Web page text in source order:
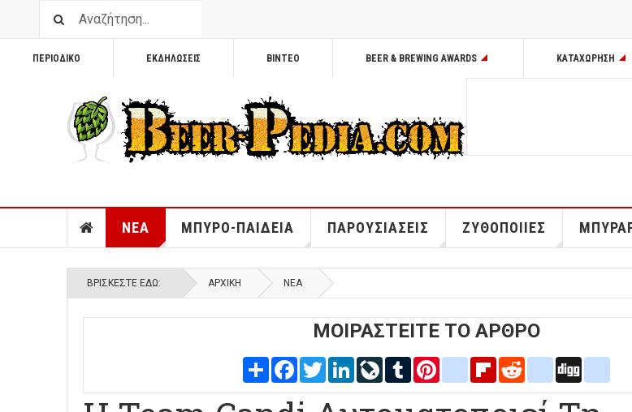
ΠΕΡΙΟΔΙΚΟ ΕΚΔΗΛΩΣΕΙΣ ΒΙΝΤΕΟ BEER & BREWING AWARDS ΚΑΤΑΧΩΡΗΣΗ
ΝΕΑ ΜΠΥΡΟ-ΠΑΙΔΕΙΑ ΠΑΡΟΥΣΙΑΣΕΙΣ ΖΥΘΟΠΟΙΙΕΣ
ΒΡΊΣΚΕΣΤΕ ΕΔΏ: ΑΡΧΙΚΉ ΝΕΑ
ΜΟΙΡΑΣΤΕΙΤΕ ΤΟ ΑΡΘΡΟ
Share FacebookTwitterLinkedInLiveJournal
Tumblr Pinterestblogger_post
FlipboardRedditdelicious